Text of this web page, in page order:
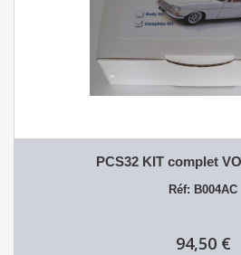
PCS32 KIT complet
Réf: B004AC
94,50 €